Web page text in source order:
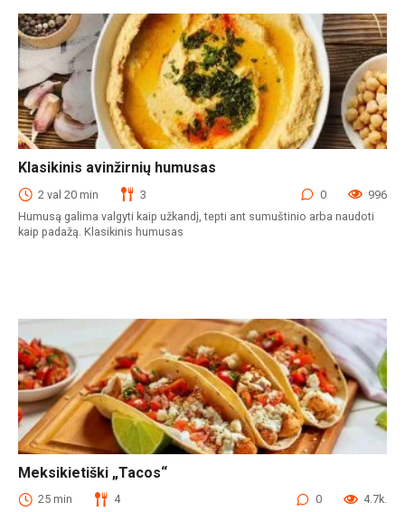
Klasikinis avinžirnių humusas
2 val 20 min 3 0
996
Humusą galima valgyti kaip užkandį, tepti ant sumuštinio arba naudoti
kaip padažą. Klasikinis humusas
Meksikietiški „Tacos“
25 min 4 0
4.7k.